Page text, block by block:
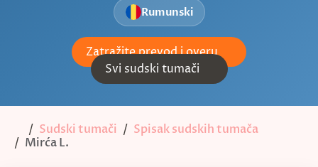
Rumunski
Zatražite prevod i overu
Svi sudski tumači
Sudski tumači
Spisak sudskih tumača
Mirća L.